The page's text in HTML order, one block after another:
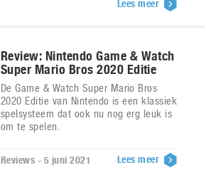
Lees meer
Review: Nintendo Game & Watch
Super Mario Bros 2020 Editie
De Game & Watch Super Mario Bros
2020 Editie van Nintendo is een klassiek
spelsysteem dat ook nu nog erg leuk is
om te spelen.
Reviews - 5 juni 2021 Lees meer